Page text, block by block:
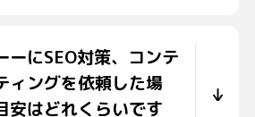
ーにSEO対策、コンテ
ィングを依頼した場
安はどれくらいです